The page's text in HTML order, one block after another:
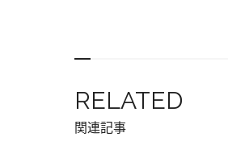
RELATED
関連記事